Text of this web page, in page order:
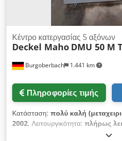
Burgoberbach 1.441 km
Κέντρο κατεργασίας 5 αξόνων
Deckel Maho DMU 50 M
Πληροφορίες τιμής
Κατάσταση: πολύ καλή
2002, Λειτουργικότητα: πλήρως
, διαδρομή άξονα Y:400